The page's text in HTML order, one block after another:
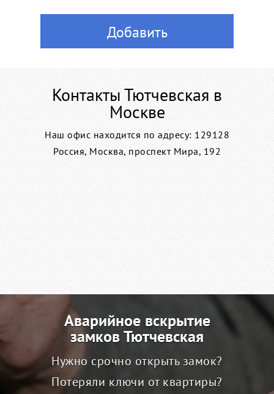
Добавить
Контакты Тютчевская в
Москве
Наш офис находится по адресу: 129128
Россия, Москва, проспект Мира, 192
Аварийное вскрытие
замков Тютчевская
Нужно срочно открыть замок?
Потеряли ключи от квартиры?